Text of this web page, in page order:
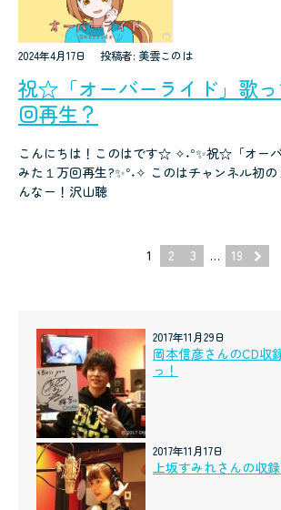
2024年4月17日 投稿者: 美雲このは
祝☆「オーバーライド」歌
回再生？
こんにちは！このはです☆ ✧˖°✨祝☆「オー
みた１万回再生?✨°˖✧ このはチャンネル初
んなー！沢山聴
1 2 3 … 19
2017年11月29日
岡本信彦さんのCD収
っ！
2017年11月17日
上坂すみれさんの収